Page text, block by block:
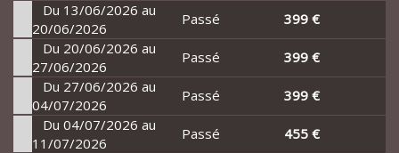
Du 13/06/2026 au
20/06/2026
Passé
399 €
Du 20/06/2026 au
27/06/2026
Passé
399 €
Du 27/06/2026 au
04/07/2026
Passé
399 €
Du 04/07/2026 au
11/07/2026
Passé
455 €